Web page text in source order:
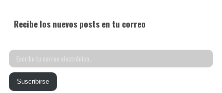
Recibe los nuevos posts en tu correo
Escribe
tu
correo
Suscribirse